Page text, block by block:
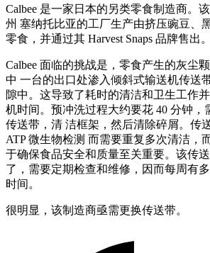
Calbee 是一家日本的另类零食制造商。
州 塞纳托比亚的工厂生产由挤压豌豆、
零食，并通过其 Harvest Snaps 品牌售出。
Calbee 面临的挑战是，零食产生的灰尘
中 一台的出口处渗入倾斜式输送机传送
隙中。这导致了耗时的清洁和卫生工作
机时间。预冲洗过程大约要花 40 分钟，
传送带，清 洁框架，然后清除碎屑。传
ATP 微生物检测 而需要重复多次清洁，
于确保食品安全和质量至关重要。该传
了，需要定期检查和维修，因而每周有
时间。
很明显，该制造商亟需更换传送带。